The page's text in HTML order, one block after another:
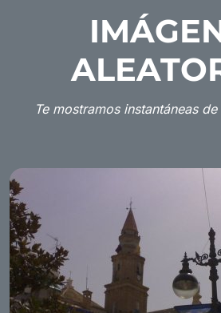
Te mostramos instantáneas